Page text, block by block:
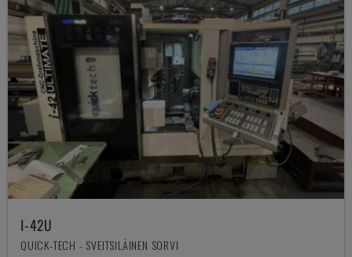
I-42U
QUICK-TECH - SVEITSILÄINEN SORVI